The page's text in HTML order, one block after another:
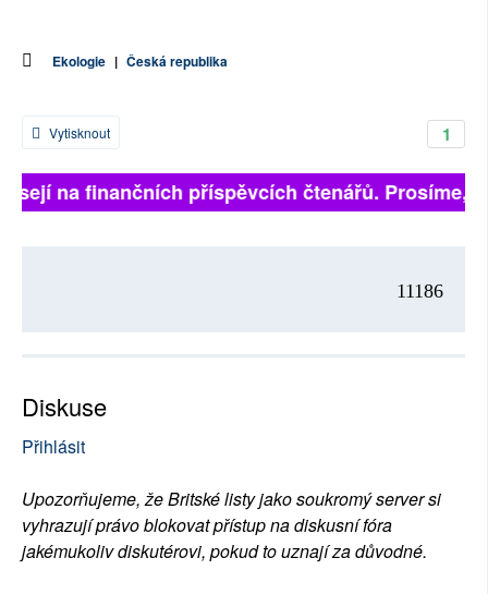
Ekologie | Česká republika
1
Vytisknout
na finančních příspěvcích čtenářů. Prosíme,
11186
Diskuse
Přihlásit
Upozorňujeme, že Britské listy jako soukromý server si
vyhrazují právo blokovat přístup na diskusní fóra
jakémukoliv diskutérovi, pokud to uznají za důvodné.